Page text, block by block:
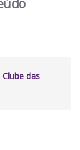
Clube das